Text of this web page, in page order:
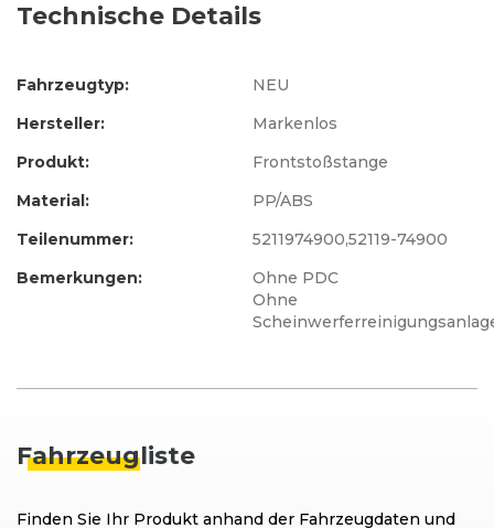
Technische Details
Hersteller:
Markenlos
Produkt:
Frontstoßstange
Fahrzeugtyp: NEU
Material:
PP/ABS
Teilenummer:
5211974900,52119-74900
Bemerkungen:
Ohne PDC
Ohne
Fahrzeugliste
Finden Sie Ihr Produkt anhand der Fahrzeugdaten und